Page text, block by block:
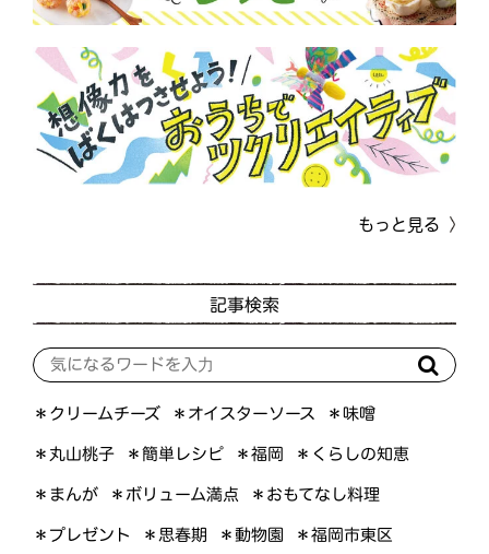
もっと見る
記事検索
＊クリームチーズ ＊オイスターソース ＊味噌
＊丸山桃子 ＊簡単レシピ ＊福岡 ＊くらしの知恵
＊まんが ＊ボリューム満点 ＊おもてなし料理
＊プレゼント ＊思春期 ＊動物園 ＊福岡市東区